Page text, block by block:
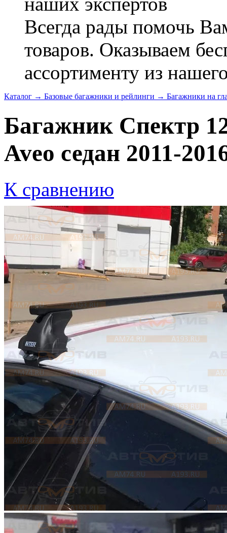
Всегда рады помочь
товаров. Оказываем
ассортименту из
Каталог → Базовые багажники и рейлинги → Багажники на
Багажник Спектр
Aveo седан 2011-
К сравнению